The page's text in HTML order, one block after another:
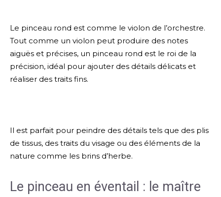
Le pinceau rond est comme le violon de l’orchestre.
Tout comme un violon peut produire des notes
aiguës et précises, un pinceau rond est le roi de la
précision, idéal pour ajouter des détails délicats et
réaliser des traits fins.
Il est parfait pour peindre des détails tels que des plis
de tissus, des traits du visage ou des éléments de la
nature comme les brins d’herbe.
Le pinceau en éventail : le maître